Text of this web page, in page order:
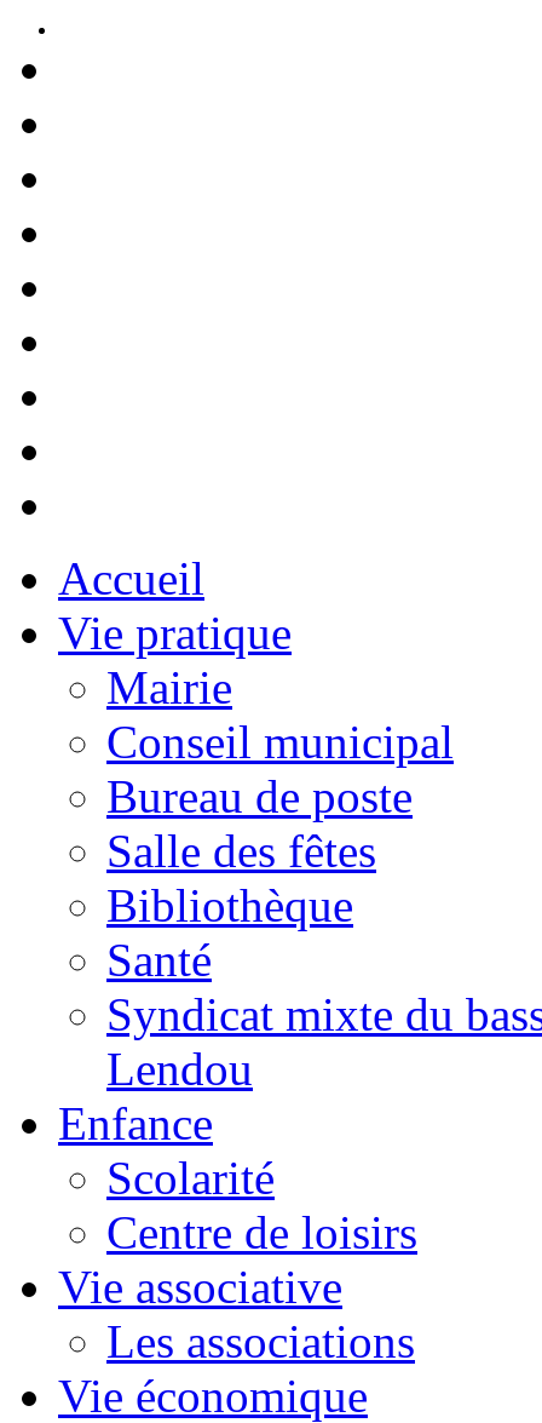
Accueil
Vie pratique
Mairie
Conseil municipal
Bureau de poste
Salle des fêtes
Bibliothèque
Santé
Syndicat mixte du
Lendou
Enfance
Scolarité
Centre de loisirs
Vie associative
Les associations
Vie économique